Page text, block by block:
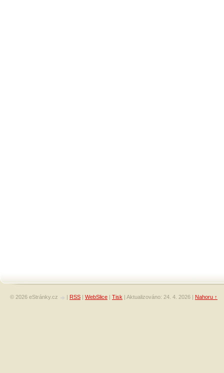
© 2026 eStránky.cz | RSS | WebSlice | Tisk | Aktualizováno: 24. 4. 2026 | Nahoru ↑